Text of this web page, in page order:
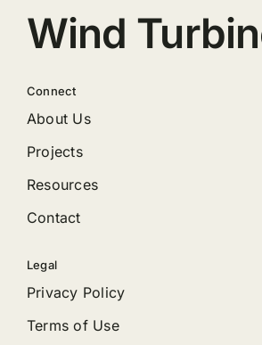
Wind
Connect
About Us
Projects
Resources
Contact
Legal
Privacy Policy
Terms of Use